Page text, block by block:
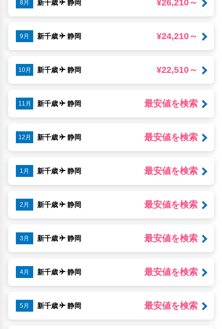
8月 新千歳 静岡 ¥26,210～
9月 新千歳 静岡 ¥24,210～
10月 新千歳 静岡 ¥22,510～
11月 新千歳 静岡 最安値を検索
12月 新千歳 静岡 最安値を検索
1月 新千歳 静岡 最安値を検索
2月 新千歳 静岡 最安値を検索
3月 新千歳 静岡 最安値を検索
4月 新千歳 静岡 最安値を検索
5月 新千歳 静岡 最安値を検索